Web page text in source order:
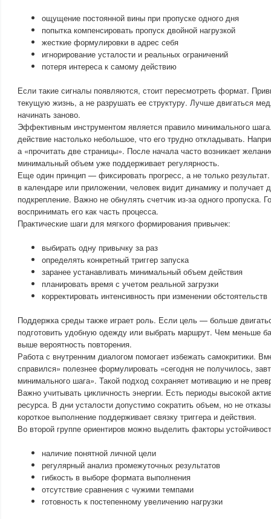
ощущение постоянной вины при пропуске одного дня
попытка компенсировать пропуск двойной нагрузкой
жесткие формулировки в адрес себя
игнорирование усталости и реальных ограничений
потеря интереса к самому действию
Если такие сигналы появляются, стоит пересмотреть формат.
текущую жизнь, а не разрушать ее структуру. Лучше двигаться
начинать заново.
Эффективным инструментом является правило минимального
действие настолько небольшое, что его трудно откладывать.
а «прочитать две страницы». После начала часто возникает
минимальный объем уже поддерживает регулярность.
Еще один принцип — фиксировать прогресс, а не только
в календаре или приложении, человек видит динамику и получает
подкрепление. Важно не обнулять счетчик из-за одного пропуска.
воспринимать его как часть процесса.
Практические шаги для мягкого формирования привычек:
выбирать одну привычку за раз
определять конкретный триггер запуска
заранее устанавливать минимальный объем действия
планировать время с учетом реальной загрузки
корректировать интенсивность при изменении обстоятельств
Поддержка среды также играет роль. Если цель — больше
подготовить удобную одежду или выбрать маршрут. Чем меньше
выше вероятность повторения.
Работа с внутренним диалогом помогает избежать самокритики.
справился» полезнее формулировать «сегодня не получилось,
минимального шага». Такой подход сохраняет мотивацию и не
Важно учитывать цикличность энергии. Есть периоды высокой
ресурса. В дни усталости допустимо сократить объем, но не
короткое выполнение поддерживает связку триггера и действия.
Во второй группе ориентиров можно выделить факторы
наличие понятной личной цели
регулярный анализ промежуточных результатов
гибкость в выборе формата выполнения
отсутствие сравнения с чужими темпами
готовность к постепенному увеличению нагрузки